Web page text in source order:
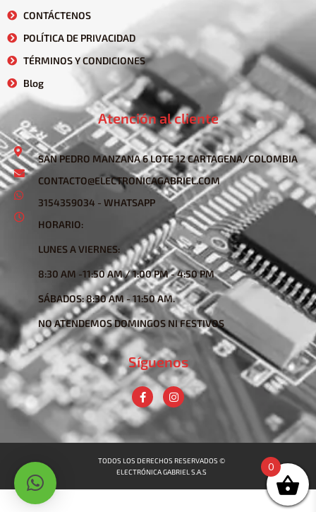
CONTÁCTENOS
POLÍTICA DE PRIVACIDAD
TÉRMINOS Y CONDICIONES
Blog
Atención al cliente
SAN PEDRO MANZANA 6 LOTE 12 CARTAGENA/COLOMBIA
CONTACTO@ELECTRONICAGABRIEL.COM
3154359034 - WHATSAPP
HORARIO:
LUNES A VIERNES:
8:30 AM -11:50 AM / 1:00 PM - 4:50 PM
SÁBADOS: 8:30 AM - 11:50 AM.
NO ATENDEMOS DOMINGOS NI FESTIVOS
Síguenos
TODOS LOS DERECHOS RESERVADOS ©
ELECTRÓNICA GABRIEL S.A.S
0